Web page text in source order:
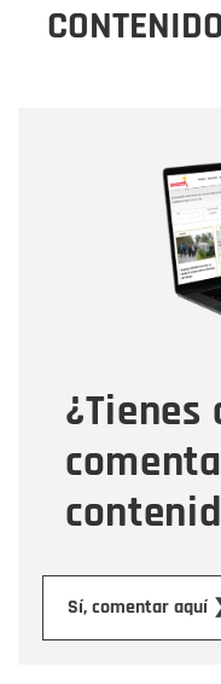
¿Tienes
Sí, comentar aquí
Correo
Tipo de
Mensaje